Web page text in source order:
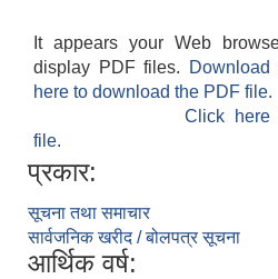
It appears your Web
display PDF files.
here to download the PDF file.
Click
file.
प्रकार:
सूचना तथा समाचार
सार्वजनिक खरीद / बोलपत्र सूचना
आर्थिक वर्ष: